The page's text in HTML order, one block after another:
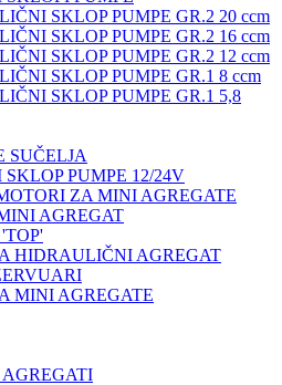
SKLOP PUMPE GR.2 20 ccm
SKLOP PUMPE GR.2 16 ccm
SKLOP PUMPE GR.2 12 ccm
SKLOP PUMPE GR.1 8 ccm
SKLOP PUMPE GR.1 5,8
SUČELJA
PUMPE 12/24V
ZA MINI AGREGATE
AGREGAT
HIDRAULIČNI AGREGAT
MINI AGREGATE